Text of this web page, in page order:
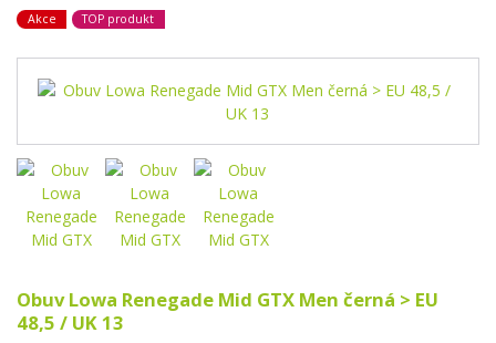
Akce TOP produkt
Obuv Lowa Renegade Mid GTX Men černá > EU
48,5 / UK 13